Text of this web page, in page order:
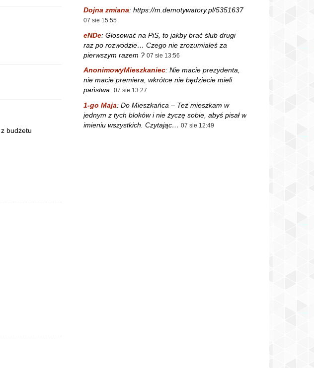
budżetu
Dojna zmiana: https://m.demotywatory.pl/5351637
07 sie 15:55
eNDe: Głosować na PiS, to jakby brać ślub drugi
raz po rozwodzie… Czego nie zrozumiałeś za
pierwszym razem ? 07 sie 13:56
AnonimowyMieszkaniec: Nie macie prezydenta,
nie macie premiera, wkrótce nie będziecie mieli
państwa. 07 sie 13:27
1-go Maja: Do Mieszkańca – Też mieszkam w
jednym z tych bloków i nie życzę sobie, abyś pisał w
imieniu wszystkich. Czytając… 07 sie 12:49